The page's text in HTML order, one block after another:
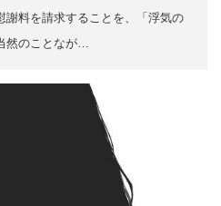
謝料を請求することを、「浮気の
然のことなが…